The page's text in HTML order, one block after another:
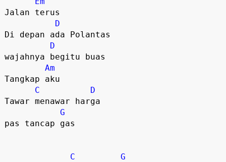
Jalan terus
D
Di depan ada Polantas
D
wajahnya begitu buas
Am
Tangkap aku
C
D
Tawar menawar harga
G
pas tancap gas
C
G